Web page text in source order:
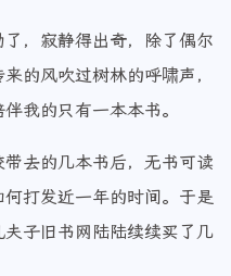
，寂静得出奇，除了偶尔
的风吹过树林的呼啸声，
我的只有一本本书。
去的几本书后，无书可读
打发近一年的时间。于是
子旧书网陆陆续续买了几